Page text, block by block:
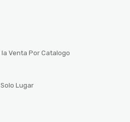
Venta Por Catalogo
Lugar